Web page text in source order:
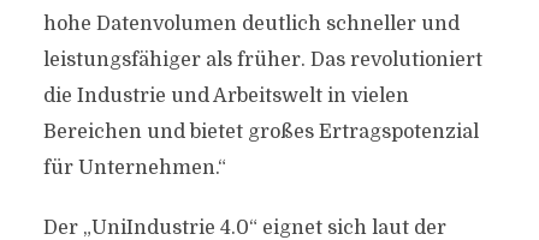
hohe Datenvolumen deutlich schneller und
leistungsfähiger als früher. Das revolutioniert
die Industrie und Arbeitswelt in vielen
Bereichen und bietet großes Ertragspotenzial
für Unternehmen.“
Der „UniIndustrie 4.0“ eignet sich laut der